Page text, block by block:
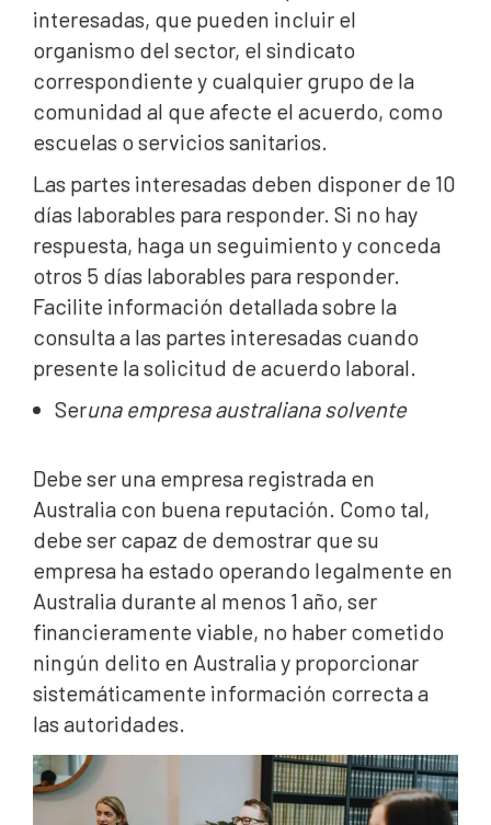
interesadas, que pueden incluir el
organismo del sector, el sindicato
correspondiente y cualquier grupo de la
comunidad al que afecte el acuerdo, como
escuelas o servicios sanitarios.
Las partes interesadas deben disponer de 10
días laborables para responder. Si no hay
respuesta, haga un seguimiento y conceda
otros 5 días laborables para responder.
Facilite información detallada sobre la
consulta a las partes interesadas cuando
presente la solicitud de acuerdo laboral.
Seruna empresa australiana solvente
Debe ser una empresa registrada en
Australia con buena reputación. Como tal,
debe ser capaz de demostrar que su
empresa ha estado operando legalmente en
Australia durante al menos 1 año, ser
financieramente viable, no haber cometido
ningún delito en Australia y proporcionar
sistemáticamente información correcta a
las autoridades.